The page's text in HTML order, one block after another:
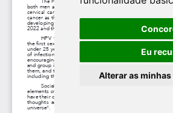
Eu
Alterar as